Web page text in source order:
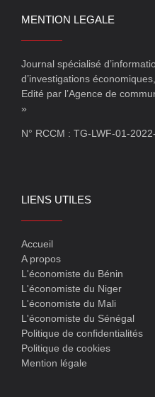
MENTION LEGALE
Journal spécialisé
d’investigations
Edité par l’Agence de
»
N° RCCM : TG-LWF-01-
LIENS UTILES
Accueil
A propos
L'économiste du Bénin
L'économiste du Niger
L'économiste du Mali
L'économiste du Sénégal
Politique de confidentialités
Politique de cookies
Mention légale